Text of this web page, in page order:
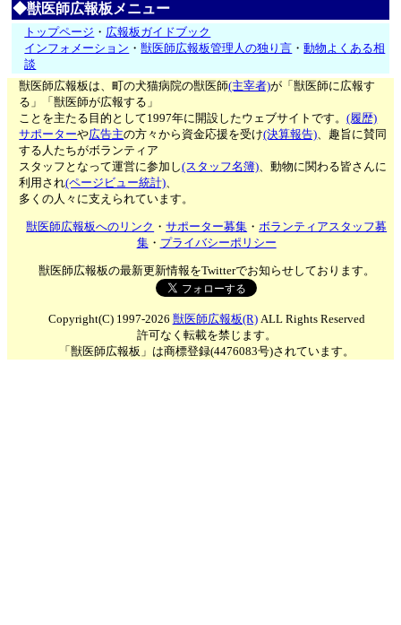
◆獣医師広報板メニュー
トップページ ・ 広報板ガイドブック
インフォメーション ・獣医師広報板管理人の独り言 ・動物よくある相
談
獣医師広報板は、町の犬猫病院の獣医師(主宰者)が「獣医師に広報す
る」「獣医師が広報する」
ことを主たる目的として1997年に開設したウェブサイトです。(履歴)
サポーターや広告主の方々から資金応援を受け(決算報告)、趣旨に賛同
する人たちがボランティア
スタッフとなって運営に参加し(スタッフ名簿)、動物に関わる皆さんに
利用され(ページビュー統計)、
多くの人々に支えられています。
獣医師広報板へのリンク ・サポーター募集 ・ボランティアスタッフ募
集・ プライバシーポリシー
獣医師広報板の最新更新情報をTwitterでお知らせしております。
Copyright(C) 1997-2026 獣医師広報板(R)ALL Rights Reserved
許可なく転載を禁じます。
「獣医師広報板」は商標登録(4476083号)されています。